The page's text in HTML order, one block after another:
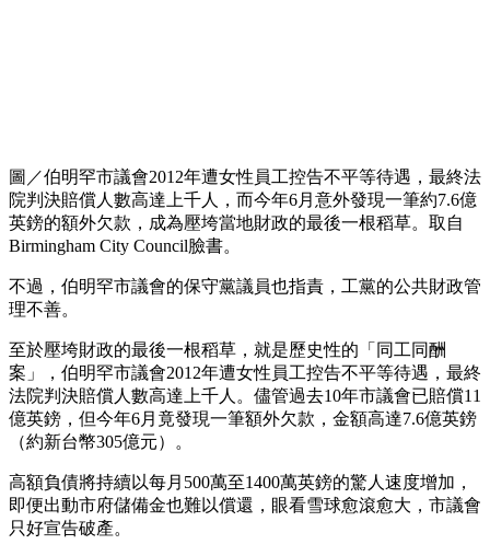
圖／伯明罕市議會2012年遭女性員工控告不平等待遇，最終法
院判決賠償人數高達上千人，而今年6月意外發現一筆約7.6億
英鎊的額外欠款，成為壓垮當地財政的最後一根稻草。取自
Birmingham City Council臉書。
不過，伯明罕市議會的保守黨議員也指責，工黨的公共財政管
理不善。
至於壓垮財政的最後一根稻草，就是歷史性的「同工同酬
案」，伯明罕市議會2012年遭女性員工控告不平等待遇，最終
法院判決賠償人數高達上千人。儘管過去10年市議會已賠償11
億英鎊，但今年6月竟發現一筆額外欠款，金額高達7.6億英鎊
（約新台幣305億元）。
高額負債將持續以每月500萬至1400萬英鎊的驚人速度增加，
即便出動市府儲備金也難以償還，眼看雪球愈滾愈大，市議會
只好宣告破產。